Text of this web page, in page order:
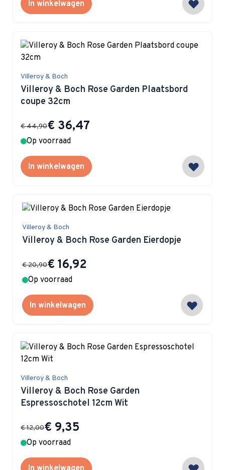
In winkelwagen
Villeroy & Boch
Villeroy & Boch Rose Garden Plaatsbord
coupe 32cm
Special Price
€ 36,47
€ 44,90
Op voorraad
In winkelwagen
Villeroy & Boch
Villeroy & Boch Rose Garden Eierdopje
Special Price
€ 16,92
€ 20,90
Op voorraad
In winkelwagen
Villeroy & Boch
Villeroy & Boch Rose Garden
Espressoschotel 12cm Wit
Special Price
€ 9,35
€ 12,00
Op voorraad